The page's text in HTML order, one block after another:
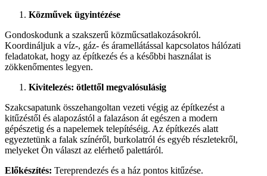
Közművek ügyintézése
Gondoskodunk a szakszerű közműcsatlakozásokról.
Koordináljuk a víz-, gáz- és áramellátással kapcsolatos hálózati
feladatokat, hogy az építkezés és a későbbi használat is
zökkenőmentes legyen.
Kivitelezés: ötlettől megvalósulásig
Szakcsapatunk összehangoltan vezeti végig az építkezést a
kitűzéstől és alapozástól a falazáson át egészen a modern
gépészetig és a napelemek telepítéséig. Az építkezés alatt
egyeztetünk a falak színéről, burkolatról és egyéb részletekről,
melyeket Ön választ az elérhető palettáról.
Előkészítés: Tereprendezés és a ház pontos kitűzése.